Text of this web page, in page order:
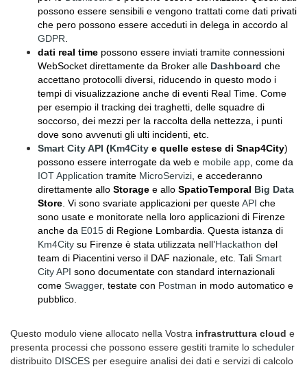
possono essere sensibili e vengono trattati come dati privati
che pero possono essere acceduti in delega in accordo al
GDPR
dati real time possono essere inviati tramite connessioni
WebSocket direttamente da Broker alle Dashboard che
accettano protocolli diversi, riducendo in questo modo i
tempi di visualizzazione anche di eventi Real Time. Come
per esempio il tracking dei traghetti, delle squadre di
soccorso, dei mezzi per la raccolta della nettezza, i punti
dove sono avvenuti gli ulti incidenti, etc.
Smart City API (Km4City e quelle estese di Snap4City)
possono essere interrogate da web e mobile app , come da
IOT Application tramite MicroServizi , e accederanno
direttamente allo Storage e allo SpatioTemporal Big Data
Store . Vi sono svariate applicazioni per questeAPI che
sono usate e monitorate nella loro applicazioni di Firenze
anche da E015 di Regione Lombardia. Questa istanza di
Km4City su Firenze è stata utilizzata nell’Hackathon del
team di Piacentini verso il DAF nazionale, etc. Tali Smart
City API sono documentate con standard internazionali
come Swagger, testate con Postman in modo automatico e
pubblico.
Questo modulo viene allocato nella Vostra infrastruttura cloud e
presenta processi che possono essere gestiti tramite lo scheduler
distribuito DISCES per eseguire analisi dei dati e servizi di calcolo